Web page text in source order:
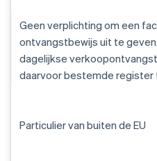
Geen verplichting om een
ontvangstbewijs uit te
dagelijkse
daarvoor bestemde register
Particulier van buiten de EU